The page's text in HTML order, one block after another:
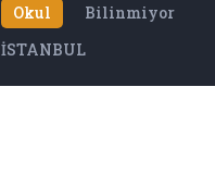
Okul
Bilinmiyor
İSTANBUL